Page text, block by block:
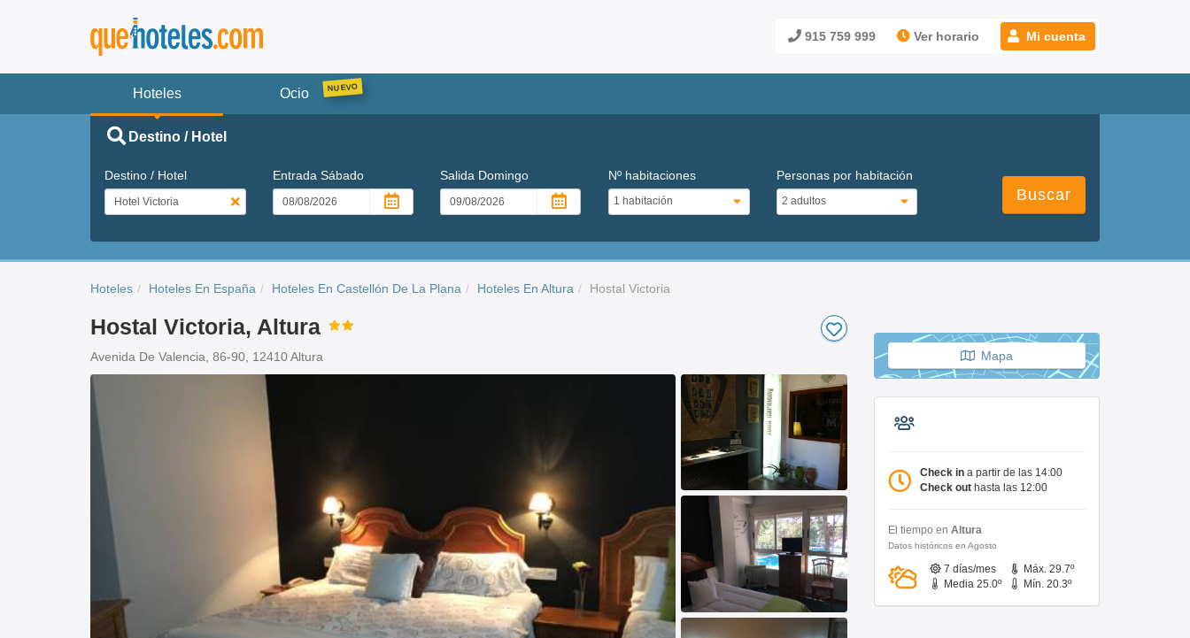
915 759 999 Ver horario Mi cuenta
Hoteles Ocio
Destino / Hotel
Destino / Hotel Entrada Sábado Salida Domingo Nº habitaciones Personas por habitación
Buscar
Hoteles Hoteles En España Hoteles En Castellón De La Plana Hoteles En Altura Hostal Victoria
Hostal Victoria, Altura
Avenida De Valencia, 86-90, 12410 Altura Mapa
Check in a partir de las 14:00
Check out hasta las 12:00
El tiempo en Altura
Datos históricos en Agosto
7 días/mes
Máx. 29.7º
Media 25.0º
Mín. 20.3º